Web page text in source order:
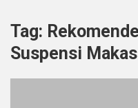
Tag:
Suspensi